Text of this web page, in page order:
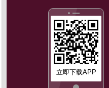
立即下载APP